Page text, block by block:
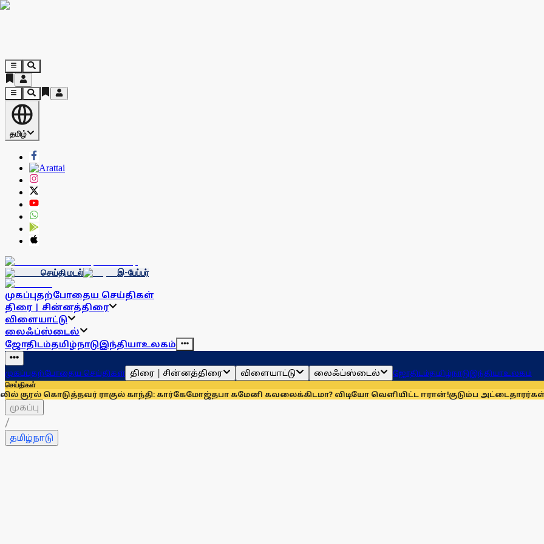
தமிழ்
செய்தி மடல் இ-பேப்பர்
முகப்புதற்போதைய செய்திகள்
திரை | சின்னத்திரை
விளையாட்டு
லைஃப்ஸ்டைல்
ஜோதிடம்தமிழ்நாடுஇந்தியாஉலகம்
முகப்புதற்போதைய செய்திகள் திரை | சின்னத்திரை விளையாட்டு லைஃப்ஸ்டைல் ஜோதிடம்தமிழ்நாடுஇந்தியாஉலகம்
செய்திகள்
ராகுல் காந்தி: கார்கேமோஜ்தபா கமேனி கவலைக்கிடமா? விடியோ வெளியிட்ட ஈரான்!குடும்ப அட்டைதாரர்கள்
முகப்பு
/
தமிழ்நாடு